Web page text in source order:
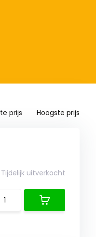
prijs Hoogste prijs
Tijdelijk uitverkocht